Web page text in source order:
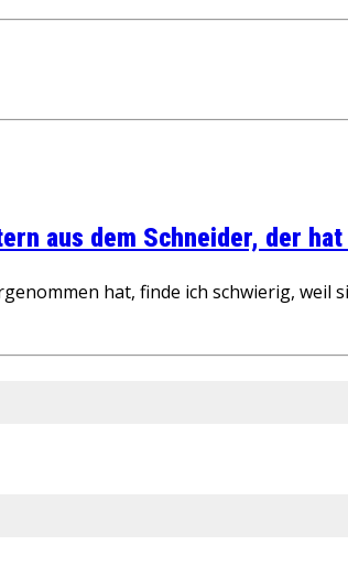
aus dem Schneider, der
hat, finde ich schwierig, weil